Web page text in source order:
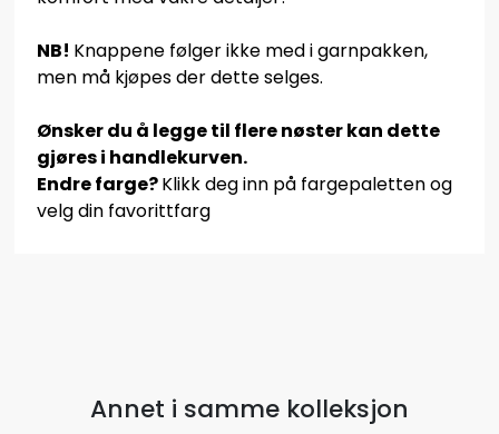
NB! Knappene følger ikke med i garnpakken,
men må kjøpes der dette selges.
Ønsker du å legge til flere nøster kan dette
gjøres i handlekurven.
Endre farge?Klikk deg inn på fargepaletten og
velg din favorittfarg
Annet i samme kolleksjon